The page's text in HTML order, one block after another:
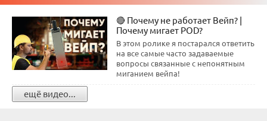
🔴 Почему не работает Вейп? |
Почему мигает POD?
В этом ролике я постарался ответить
на все самые часто задаваемые
вопросы связанные с непонятным
миганием вейпа!
ещё видео...